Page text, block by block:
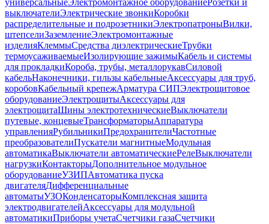
универсальныеЭлектромонтажное оборудованиеРозетки и
выключателиЭлектрические звонкиКоробки
распределительные и подрозетникиЭлектропатроныВилки,
штепселиЗаземлениеЭлектромонтажные
изделияКлеммыСредства диэлектрическиеТрубки
термоусаживаемыеИзолирующие зажимыКабель и системы
для прокладкиКороба, трубы, металлорукавСиловой
кабельНаконечники, гильзы кабельныеАксессуары для труб,
коробовКабельный крепежАрматура СИПЭлектрощитовое
оборудованиеЭлектрощитыАксессуары для
электрощитаШины электротехническиеВыключатели
путевые, концевыеТрансформаторыАппаратура
управленияРубильникиПредохранителиЧастотные
преобразователиПускатели магнитныеМодульная
автоматикаВыключатели автоматическиеРелеВыключатели
нагрузкиКонтакторыДополнительное модульное
оборудованиеУЗИПАвтоматика пуска
двигателяДифференциальные
автоматыУЗОКонденсаторыКомплексная защита
электродвигателейАксессуары для модульной
автоматикиПриборы учетаСчетчики газаСчетчики